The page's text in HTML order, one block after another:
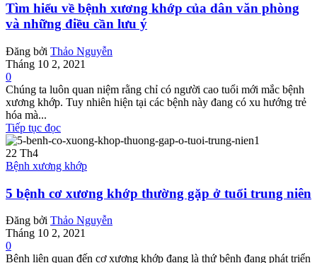
Tìm hiểu về bệnh xương khớp của dân văn phòng
và những điều cần lưu ý
Đăng bởi Thảo Nguyễn
Tháng 10 2, 2021
0
Chúng ta luôn quan niệm rằng chỉ có người cao tuổi mới mắc bệnh
xương khớp. Tuy nhiên hiện tại các bệnh này đang có xu hướng trẻ
hóa mà...
Tiếp tục đọc
22 Th4
Bệnh xương khớp
5 bệnh cơ xương khớp thường gặp ở tuổi trung niên
Đăng bởi Thảo Nguyễn
Tháng 10 2, 2021
0
Bệnh liên quan đến cơ xương khớp đang là thứ bệnh đang phát triển